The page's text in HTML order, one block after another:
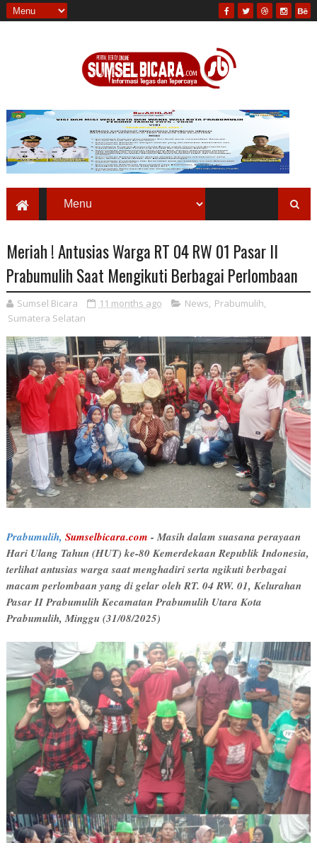
Meriah ! Antusias Warga RT 04 RW 01 Pasar II
Prabumulih Saat Mengikuti Berbagai Perlombaan
Sumsel Bicara 11 months ago News, Prabumulih,
Sumatera Selatan
Prabumulih, Sumselbicara.com - Masih dalam suasana perayaan
Hari Ulang Tahun (HUT) ke-80 Kemerdekaan Republik Indonesia,
terlihat antusias warga saat menghadiri serta ngikuti berbagai
macam perlombaan yang di gelar oleh RT. 04 RW. 01, Kelurahan
Pasar II Prabumulih Kecamatan Prabumulih Utara Kota
Prabumulih, Minggu (31/08/2025)